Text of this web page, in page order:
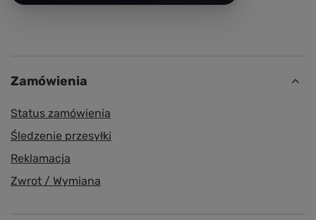
Dla wygodnych i oszczędnych